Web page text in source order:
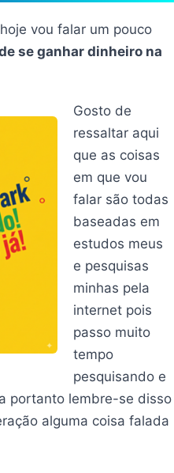
vou falar um pouco
se ganhar dinheiro na
Gosto de
ressaltar aqui
que as coisas
em que vou
falar são todas
baseadas em
estudos meus
e pesquisas
minhas pela
internet pois
passo muito
tempo
pesquisando e
portanto lembre-se disso
alguma coisa falada